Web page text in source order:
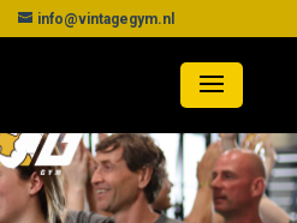
info@vintagegym.nl